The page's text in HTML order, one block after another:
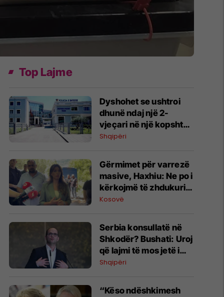
Top Lajme
Dyshohet se ushtroi
dhunë ndaj një 2-
vjeçari në një kopsht
privat, arrestohet
Shqipëri
Gërmimet për varrezë
masive, ​Haxhiu: Ne po i
kërkojmë të zhdukurit,
Vuçiq vazhdon t’i
Kosovë
Serbia konsullatë në
Shkodër? Bushati: Uroj
që lajmi të mos jetë i
vërtetë
Shqipëri
“Këso ndëshkimesh